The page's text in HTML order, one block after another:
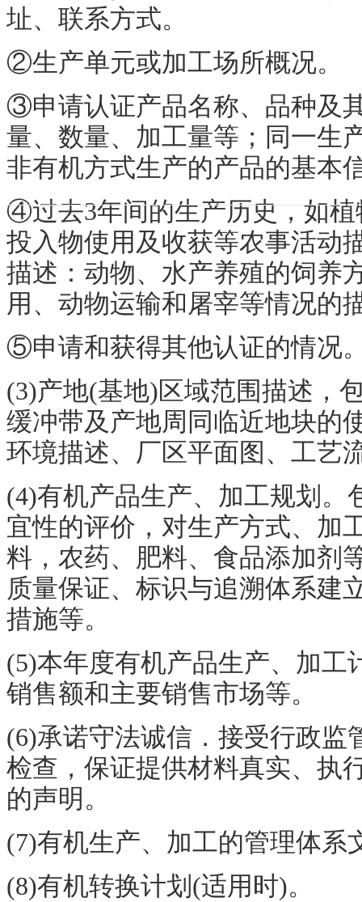
址、联系方式。
②生产单元或加工场所概况。
③申请认证产品名称、品种及
量、数量、加工量等；同一生
非有机方式生产的产品的基本
④过去3年间的生产历史，如
投入物使用及收获等农事活动
描述：动物、水产养殖的饲养
用、动物运输和屠宰等情况的
⑤申请和获得其他认证的情况
(3)产地(基地)区域范围描述，
缓冲带及产地周同临近地块的
环境描述、厂区平面图、工艺
(4)有机产品生产、加工规划。
宜性的评价，对生产方式、加
料，农药、肥料、食品添加剂
质量保证、标识与追溯体系建
措施等。
(5)本年度有机产品生产、加工
销售额和主要销售市场等。
(6)承诺守法诚信．接受行政监
检查，保证提供材料真实、执
的声明。
(7)有机生产、加工的管理体系
(8)有机转换计划(适用时)。